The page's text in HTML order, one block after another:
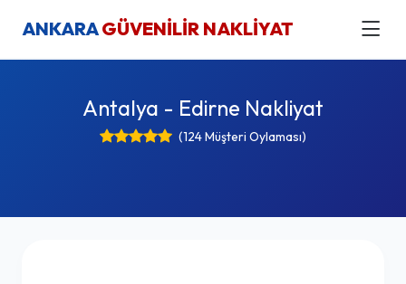
ANKARAGÜVENİLİR NAKLİYAT
Antalya - Edirne Nakliyat
(124 Müşteri Oylaması)